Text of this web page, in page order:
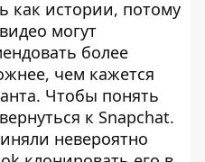
как истории, потому
могут
более
чем кажется
Чтобы понять
к Snapchat.
невероятно